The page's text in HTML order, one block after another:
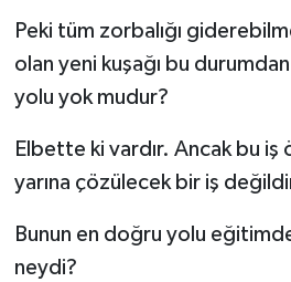
Peki tüm zorbalığı
olan yeni kuşağı bu
yolu yok mudur?
Elbette ki vardır. Ancak bu iş
yarına çözülecek bir iş
Bunun en doğru yolu
neydi?